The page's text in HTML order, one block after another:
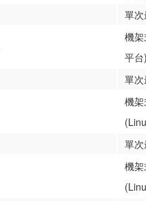
單
機
平
單
機
單
機